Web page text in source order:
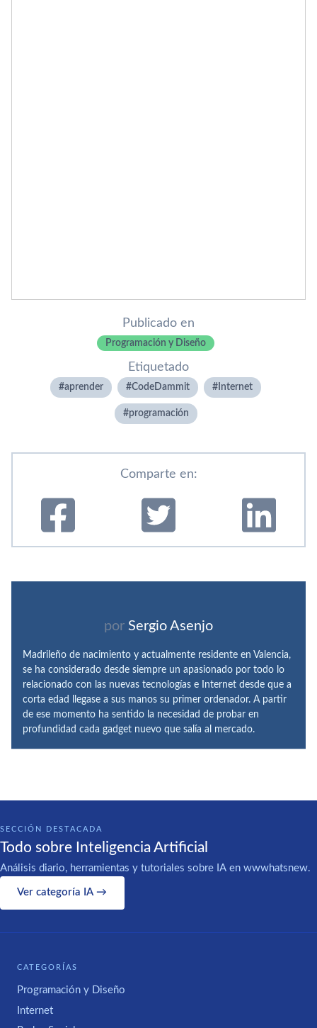
Publicado en
Programación y Diseño
Etiquetado
aprender CodeDammit Internet
programación
Comparte en:
por Sergio Asenjo
Madrileño de nacimiento y actualmente residente en Valencia,
se ha considerado desde siempre un apasionado por todo lo
relacionado con las nuevas tecnologías e Internet desde que a
corta edad llegase a sus manos su primer ordenador. A partir
de ese momento ha sentido la necesidad de probar en
profundidad cada gadget nuevo que salía al mercado.
SECCIÓN DESTACADA
Todo sobre Inteligencia Artificial
Análisis diario, herramientas y tutoriales sobre IA en wwwhatsnew.
Ver categoría IA →
CATEGORÍAS
Programación y Diseño
Internet